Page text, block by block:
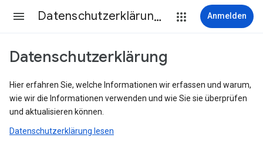
Datenschutzerklärung & Nutzungsbedingungen Anmelden
Datenschutzerklärung
Hier erfahren Sie, welche Informationen wir erfassen und warum,
wie wir die Informationen verwenden und wie Sie sie überprüfen
und aktualisieren können.
Datenschutzerklärung lesen